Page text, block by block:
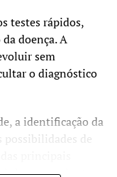
testes rápidos,
doença. A
sem
o diagnóstico
a identificação da
possibilidades de
os pacientes